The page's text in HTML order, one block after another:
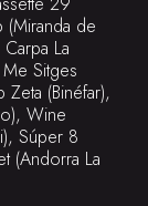
de
La
Sitges
Zeta (Binéfar),
Wine
Súper 8
(Andorra La